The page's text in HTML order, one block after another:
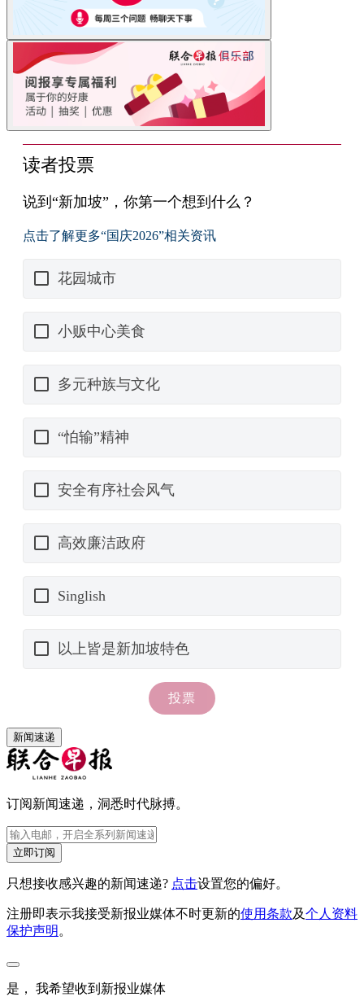
新闻速递
订阅新闻速递，洞悉时代脉搏。
立即订阅
只想接收感兴趣的新闻速递? 点击设置您的偏好。
注册即表示我接受新报业媒体不时更新的使用条款及个人资料
保护声明 。
是， 我希望收到新报业媒体